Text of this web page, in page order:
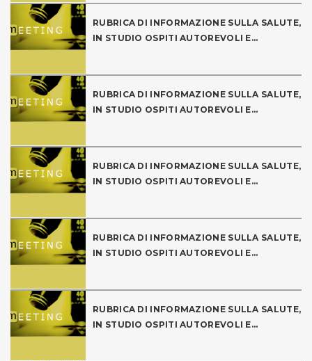
RUBRICA DI INFORMAZIONE SULLA SALUTE,
IN STUDIO OSPITI AUTOREVOLI E...
RUBRICA DI INFORMAZIONE SULLA SALUTE,
IN STUDIO OSPITI AUTOREVOLI E...
RUBRICA DI INFORMAZIONE SULLA SALUTE,
IN STUDIO OSPITI AUTOREVOLI E...
RUBRICA DI INFORMAZIONE SULLA SALUTE,
IN STUDIO OSPITI AUTOREVOLI E...
RUBRICA DI INFORMAZIONE SULLA SALUTE,
IN STUDIO OSPITI AUTOREVOLI E...